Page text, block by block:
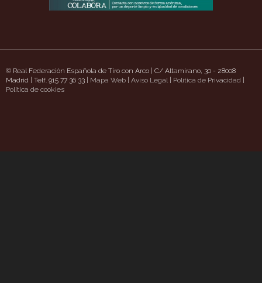
© Real Federación Española de Tiro con Arco | C/ Altamirano, 30 - 28008
Madrid | Telf. 915 77 36 33 | Mapa Web Aviso Legal| Política de Privacidad
Política de cookieshttps://www.uavpioneers.com/